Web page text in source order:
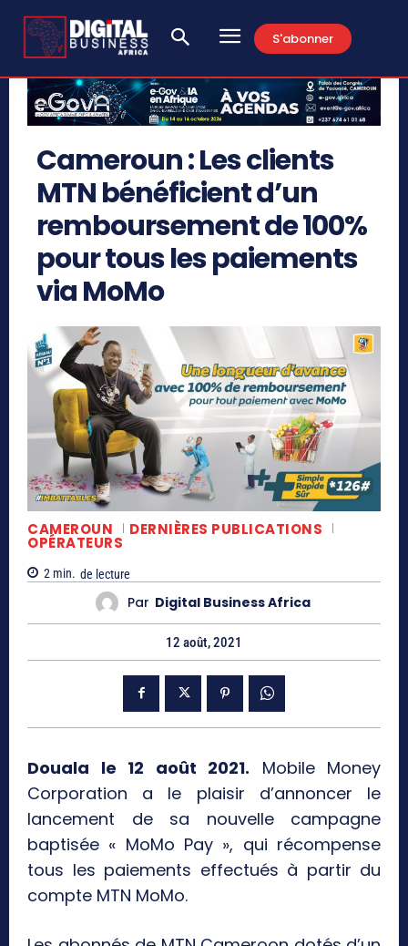
S'abonner
Cameroun : Les clients
MTN bénéficient d’un
remboursement de 100%
pour tous les paiements
via MoMo
CAMEROUN DERNIÈRES PUBLICATIONS
OPÉRATEURS
2 min. de lecture
Par Digital Business Africa
12 août, 2021
Douala le 12 août 2021. Mobile Money
Corporation a le plaisir d’annoncer le
lancement de sa nouvelle campagne
baptisée « MoMo Pay », qui récompense
tous les paiements effectués à partir du
compte MTN MoMo.